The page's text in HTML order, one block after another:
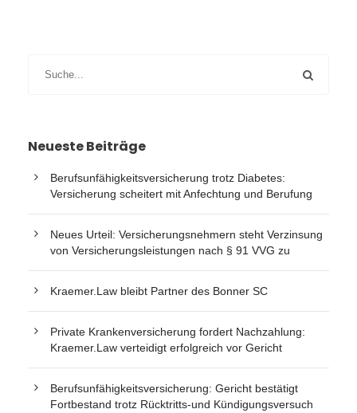
Neueste Beiträge
Berufsunfähigkeitsversicherung trotz Diabetes:
Versicherung scheitert mit Anfechtung und Berufung
Neues Urteil: Versicherungsnehmern steht Verzinsung
von Versicherungsleistungen nach § 91 VVG zu
Kraemer.Law bleibt Partner des Bonner SC
Private Krankenversicherung fordert Nachzahlung:
Kraemer.Law verteidigt erfolgreich vor Gericht
Berufsunfähigkeitsversicherung: Gericht bestätigt
Fortbestand trotz Rücktritts-und Kündigungsversuch